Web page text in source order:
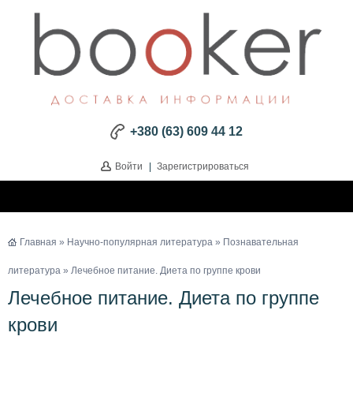
+380 (63) 609 44 12
Войти | Зарегистрироваться
Главная » Научно-популярная литература » Познавательная
литература » Лечебное питание. Диета по группе крови
Лечебное питание. Диета по группе
крови